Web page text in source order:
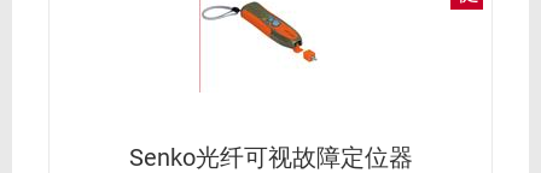
Senko光纤可视故障定位器